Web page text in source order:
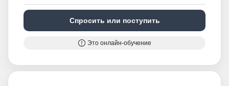
Спросить или поступить
Это онлайн-обучение